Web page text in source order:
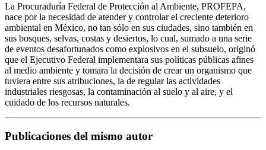
La Procuraduría Federal de Protección al Ambiente, PROFEPA,
nace por la necesidad de atender y controlar el creciente deterioro
ambiental en México, no tan sólo en sus ciudades, sino también en
sus bosques, selvas, costas y desiertos, lo cual, sumado a una serie
de eventos desafortunados como explosivos en el subsuelo, originó
que el Ejecutivo Federal implementara sus políticas públicas afines
al medio ambiente y tomara la decisión de crear un organismo que
tuviera entre sus atribuciones, la de regular las actividades
industriales riesgosas, la contaminación al suelo y al aire, y el
cuidado de los recursos naturales.
Publicaciones del mismo autor